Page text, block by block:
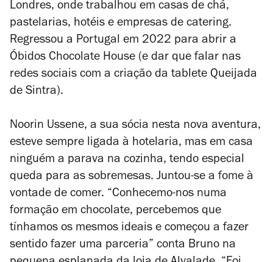
Londres, onde trabalhou em casas de chá,
pastelarias, hotéis e empresas de catering.
Regressou a Portugal em 2022 para abrir a
Óbidos Chocolate House (e dar que falar nas
redes sociais com a criação da tablete Queijada
de Sintra).
Noorin Ussene, a sua sócia nesta nova aventura,
esteve sempre ligada à hotelaria, mas em casa
ninguém a parava na cozinha, tendo especial
queda para as sobremesas. Juntou-se a fome à
vontade de comer. “Conhecemo-nos numa
formação em chocolate, percebemos que
tínhamos os mesmos ideais e começou a fazer
sentido fazer uma parceria” conta Bruno na